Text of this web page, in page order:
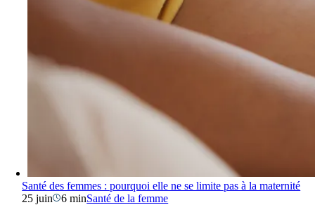
Santé des femmes : pourquoi elle ne se limite pas à la maternité
25 juin
6 minSanté de la femme